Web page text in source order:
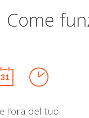
Come
l'ora del tuo